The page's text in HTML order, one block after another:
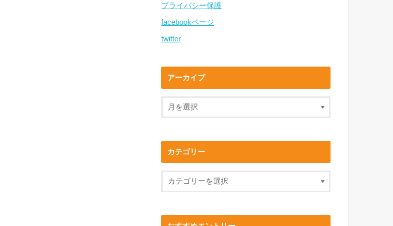
プライバシー保護
facebookページ
twitter
アーカイブ
カテゴリー